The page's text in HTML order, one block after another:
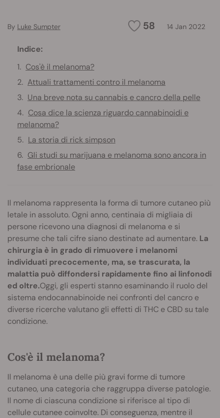
58 14 Jan 2022
By Luke Sumpter
Indice:
Cos'è il melanoma?
Attuali trattamenti contro il melanoma
Una breve nota su cannabis e cancro della pelle
Cosa dice la scienza riguardo cannabinoidi e
melanoma?
La storia di rick simpson
Gli studi su marijuana e melanoma sono ancora in
fase embrionale
Il melanoma rappresenta la forma di tumore cutaneo più
letale in assoluto. Ogni anno, centinaia di migliaia di
persone ricevono una diagnosi di melanoma e si
presume che tali cifre siano destinate ad aumentare. La
chirurgia è in grado di rimuovere i melanomi
individuati precocemente, ma, se trascurata, la
malattia può diffondersi rapidamente fino ai linfonodi
ed oltre.Oggi, gli esperti stanno esaminando il ruolo del
sistema endocannabinoide nei confronti del cancro e
diverse ricerche valutano gli effetti di THC e CBD su tale
condizione.
Cos'è il melanoma?
Il melanoma è una delle più gravi forme di tumore
cutaneo, una categoria che raggruppa diverse patologie.
Il nome di ciascuna condizione si riferisce al tipo di
cellule cutanee coinvolte. Di conseguenza, mentre il